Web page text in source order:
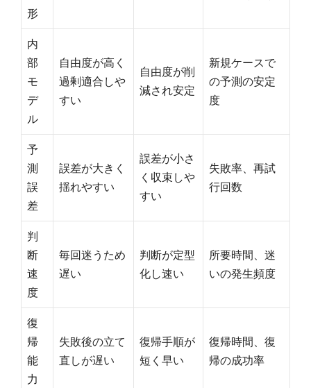
形
内
部
モ
デ
ル
自由度が高く
過剰適合しや
すい
自由度が削
減され安定
新規ケースで
の予測の安定
度
予
測
誤
差
誤差が大きく
揺れやすい
誤差が小さ
く収束しや
すい
失敗率、再試
行回数
判
断
速
度
毎回迷うため
遅い
判断が定型
化し速い
所要時間、迷
いの発生頻度
復
帰
能
力
失敗後の立て
直しが遅い
復帰手順が
短く早い
復帰時間、復
帰の成功率